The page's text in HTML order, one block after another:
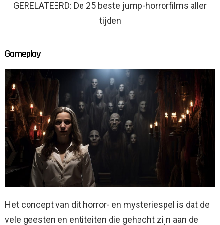
GERELATEERD: De 25 beste jump-horrorfilms aller
tijden
Gameplay
Het concept van dit horror- en mysteriespel is dat de
vele geesten en entiteiten die gehecht zijn aan de